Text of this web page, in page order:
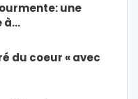
une
à…
du coeur « avec